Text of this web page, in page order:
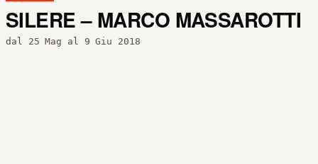
SILERE – MARCO MASSAROTTI
dal 25 Mag al 9 Giu 2018